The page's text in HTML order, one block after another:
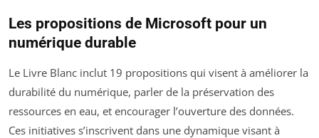
Les propositions de Microsoft pour un
numérique durable
Le Livre Blanc inclut 19 propositions qui visent à améliorer la
durabilité du numérique, parler de la préservation des
ressources en eau, et encourager l’ouverture des données.
Ces initiatives s’inscrivent dans une dynamique visant à